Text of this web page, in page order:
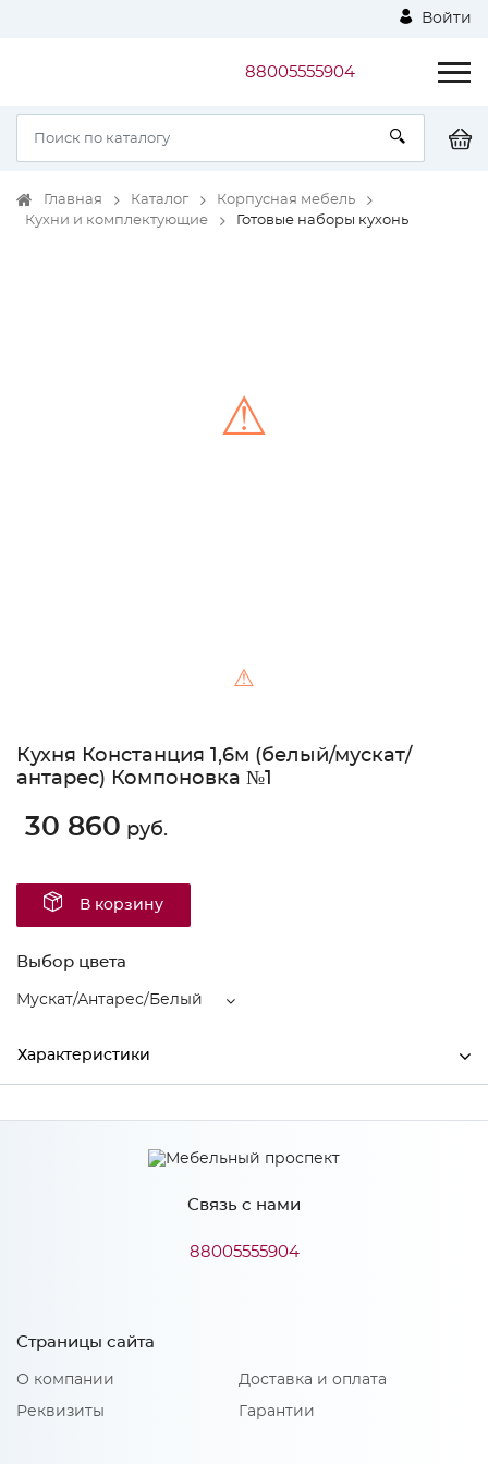
Войти
88005555904
Главная Каталог
Корпусная мебель
Кухни и комплектующие
Готовые наборы кухонь
⚠
⚠
Кухня Констанция 1,6м (белый/мускат/
антарес) Компоновка №1
30 860 руб.
В корзину
Выбор цвета
Мускат/Антарес/Белый
Характеристики
Ширина 1600
МиФ
Мускат/Антарес/Белый
Количество упаковок: 8
Связь с нами
88005555904
Страницы сайта
О компании
Реквизиты
Доставка и оплата
Гарантии